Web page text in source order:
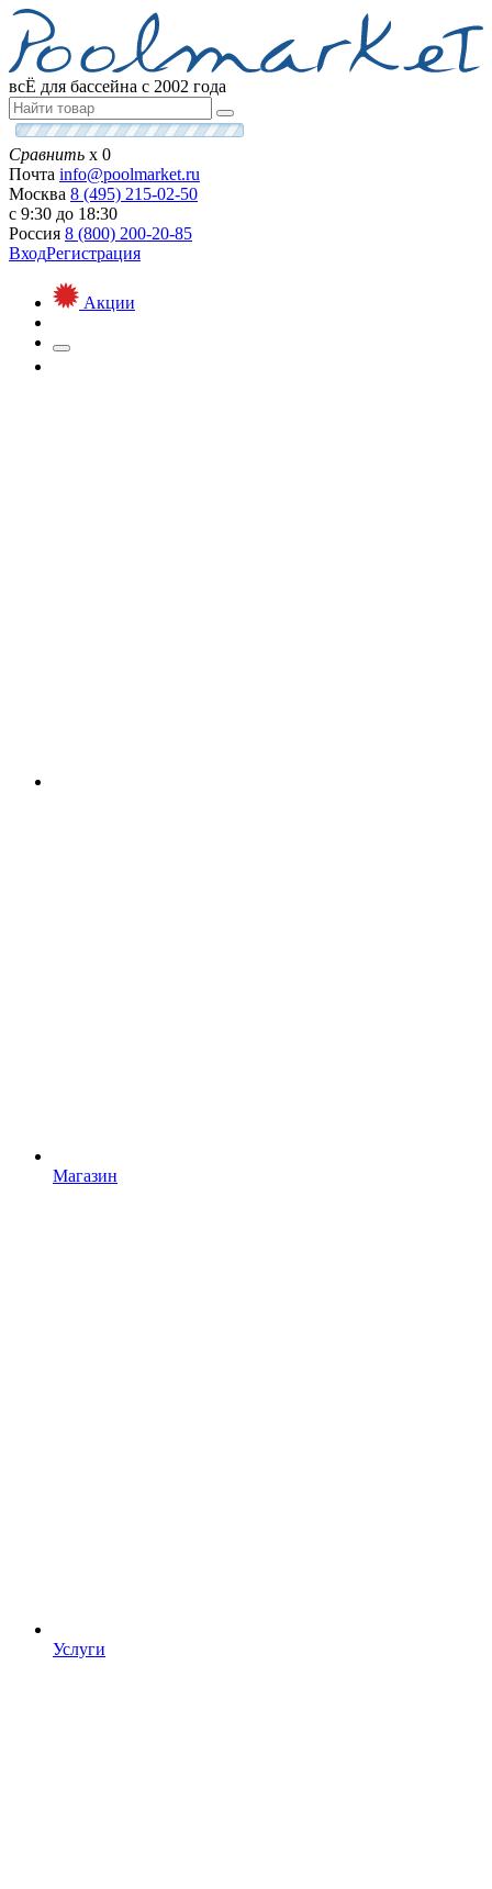
всЁ для бассейна с 2002 года
Сравнить х 0
Почта info@poolmarket.ru
Москва 8 (495) 215-02-50
с 9:30 до 18:30
Россия 8 (800) 200-20-85
ВходРегистрация
Акции
Магазин
Услуги